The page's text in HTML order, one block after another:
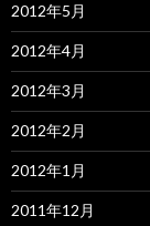
2012年5月
2012年4月
2012年3月
2012年2月
2012年1月
2011年12月